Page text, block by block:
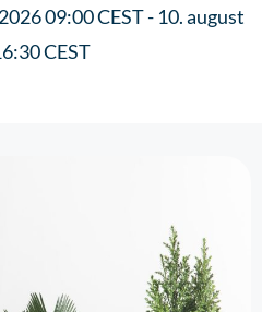
09:00 CEST - 10. august
CEST